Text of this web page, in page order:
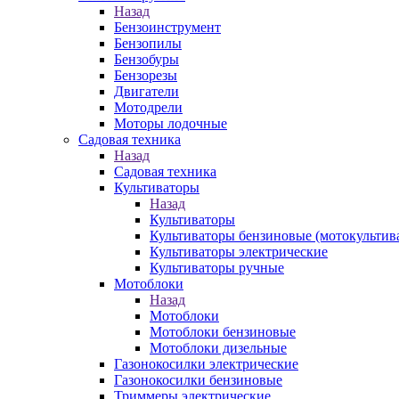
Назад
Бензоинструмент
Бензопилы
Бензобуры
Бензорезы
Двигатели
Мотодрели
Моторы лодочные
Садовая техника
Назад
Садовая техника
Культиваторы
Назад
Культиваторы
Культиваторы бензиновые
Культиваторы электрические
Культиваторы ручные
Мотоблоки
Назад
Мотоблоки
Мотоблоки бензиновые
Мотоблоки дизельные
Газонокосилки электрические
Газонокосилки бензиновые
Триммеры электрические